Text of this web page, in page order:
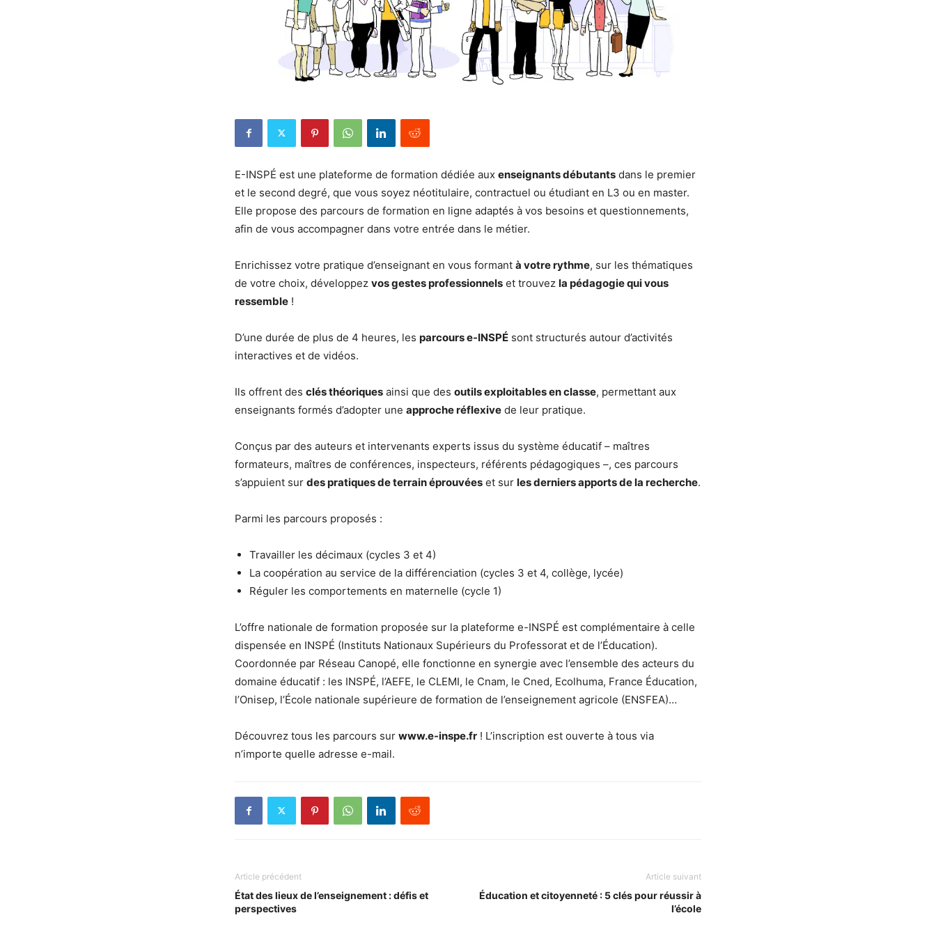
E-INSPÉ est une plateforme de formation dédiée aux enseignants débutants dans le premier
et le second degré, que vous soyez néotitulaire, contractuel ou étudiant en L3 ou en master.
Elle propose des parcours de formation en ligne adaptés à vos besoins et questionnements,
afin de vous accompagner dans votre entrée dans le métier.
Enrichissez votre pratique d’enseignant en vous formant à votre rythme, sur les thématiques
de votre choix, développez vos gestes professionnels et trouvez la pédagogie qui vous
ressemble !
D’une durée de plus de 4 heures, les parcours e-INSPÉ sont structurés autour d’activités
interactives et de vidéos.
Ils offrent des clés théoriques ainsi que des outils exploitables en classe, permettant aux
enseignants formés d’adopter une approche réflexive de leur pratique.
Conçus par des auteurs et intervenants experts issus du système éducatif – maîtres
formateurs, maîtres de conférences, inspecteurs, référents pédagogiques –, ces parcours
s’appuient sur des pratiques de terrain éprouvées et sur les derniers apports de la recherche.
Parmi les parcours proposés :
Travailler les décimaux (cycles 3 et 4)
La coopération au service de la différenciation (cycles 3 et 4, collège, lycée)
Réguler les comportements en maternelle (cycle 1)
L’offre nationale de formation proposée sur la plateforme e-INSPÉ est complémentaire à celle
dispensée en INSPÉ (Instituts Nationaux Supérieurs du Professorat et de l’Éducation).
Coordonnée par Réseau Canopé, elle fonctionne en synergie avec l’ensemble des acteurs du
domaine éducatif : les INSPÉ, l’AEFE, le CLEMI, le Cnam, le Cned, Ecolhuma, France Éducation,
l’Onisep, l’École nationale supérieure de formation de l’enseignement agricole (ENSFEA)…
Découvrez tous les parcours sur www.e-inspe.fr ! L’inscription est ouverte à tous via
n’importe quelle adresse e-mail.
Article précédent
État des lieux de l’enseignement : défis et
perspectives
Article suivant
Éducation et citoyenneté : 5 clés pour réussir à
l’école